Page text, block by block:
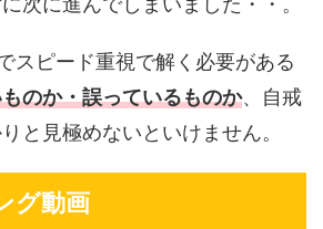
スピード重視で解く必要がある
のか・誤っているものか、自戒
と見極めないといけません。
グ動画